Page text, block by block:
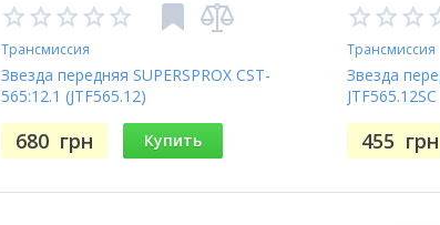
Трансмиссия
Звезда передняя SUPERSPROX CST-
565:12.1 (JTF565.12)
680 грн Купить
Трансмиссия
Звезда
JTF565.12SC
455 грн